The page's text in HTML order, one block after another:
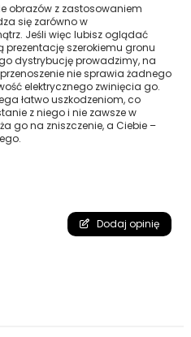
obrazów z zastosowaniem
się zarówno w
Jeśli więc lubisz oglądać
szerokiemu gronu
dystrybucję prowadzimy, na
nie sprawia żadnego
elektrycznego zwinięcia go.
łatwo uszkodzeniom, co
z niego i nie zawsze w
go na zniszczenie, a Ciebie –
Dodaj opinię